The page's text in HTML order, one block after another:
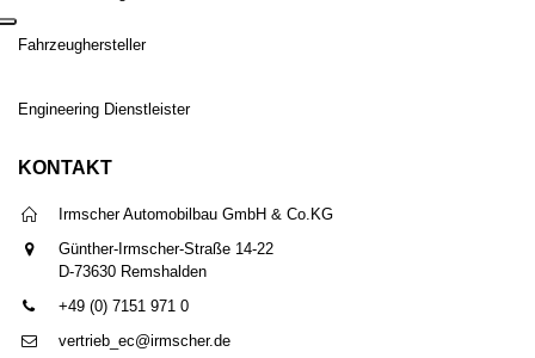
Fahrzeughersteller
Engineering Dienstleister
KONTAKT
Irmscher Automobilbau GmbH & Co.KG
Günther-Irmscher-Straße 14-22
D-73630 Remshalden
+49 (0) 7151 971 0
vertrieb_ec@irmscher.de